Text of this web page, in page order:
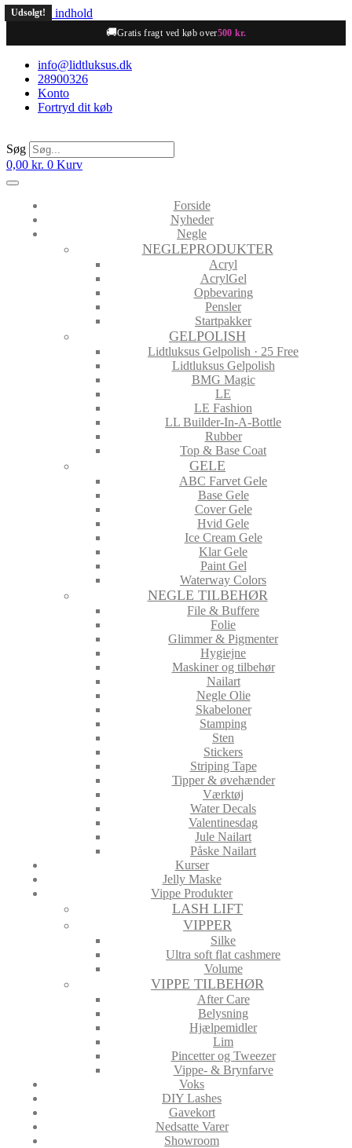
Videre til indhold
🚚Gratis fragt ved køb over500 kr.
info@lidtluksus.dk
28900326
Konto
Fortryd dit køb
Søg
0,00 kr. 0 Kurv
Forside
Nyheder
Negle
NEGLEPRODUKTER
Acryl
AcrylGel
Opbevaring
Pensler
Startpakker
GELPOLISH
Lidtluksus Gelpolish · 25 Free
Lidtluksus Gelpolish
BMG Magic
LE
LE Fashion
LL Builder-In-A-Bottle
Rubber
Top & Base Coat
GELE
ABC Farvet Gele
Base Gele
Cover Gele
Hvid Gele
Ice Cream Gele
Klar Gele
Paint Gel
Waterway Colors
NEGLE TILBEHØR
File & Buffere
Folie
Glimmer & Pigmenter
Hygiejne
Maskiner og tilbehør
Nailart
Negle Olie
Skabeloner
Stamping
Sten
Stickers
Striping Tape
Tipper & øvehænder
Værktøj
Water Decals
Valentinesdag
Jule Nailart
Påske Nailart
Kurser
Jelly Maske
Vippe Produkter
LASH LIFT
VIPPER
Silke
Ultra soft flat cashmere
Volume
VIPPE TILBEHØR
After Care
Belysning
Hjælpemidler
Lim
Pincetter og Tweezer
Vippe- & Brynfarve
Voks
DIY Lashes
Gavekort
Nedsatte Varer
Showroom
Udsolgt!